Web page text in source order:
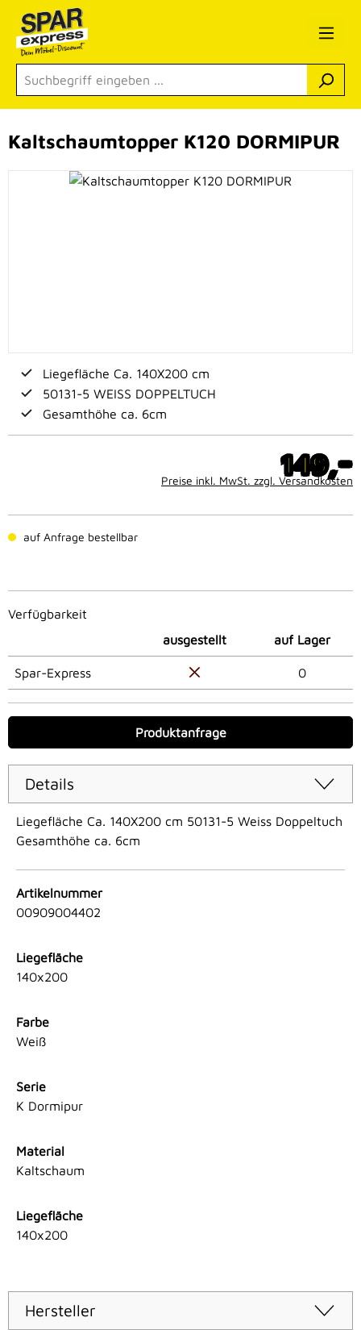
Zum Hauptinhalt springen
Bildergalerie überspringen
Kaltschaumtopper K120 DORMIPUR
Liegefläche Ca. 140X200 cm
50131-5 WEISS DOPPELTUCH
Gesamthöhe ca. 6cm
149,-
Preise inkl. MwSt. zzgl. Versandkosten
auf Anfrage bestellbar
Verfügbarkeit
ausgestellt
auf Lager
Spar-Express 0
Produktanfrage
Details
Liegefläche Ca. 140X200 cm 50131-5 Weiss Doppeltuch
Gesamthöhe ca. 6cm
Artikelnummer
00909004402
Liegefläche
140x200
Farbe
Weiß
Serie
K Dormipur
Material
Kaltschaum
Liegefläche
140x200
Hersteller